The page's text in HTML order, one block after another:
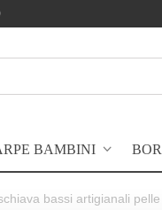
BAMBINI
bassi artigianali